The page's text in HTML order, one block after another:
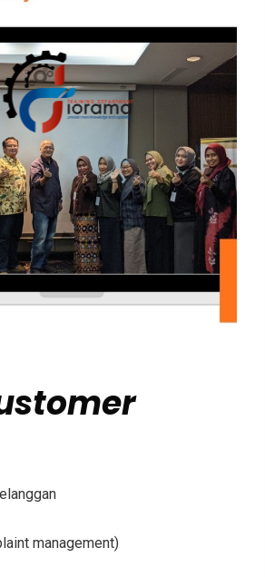
management)